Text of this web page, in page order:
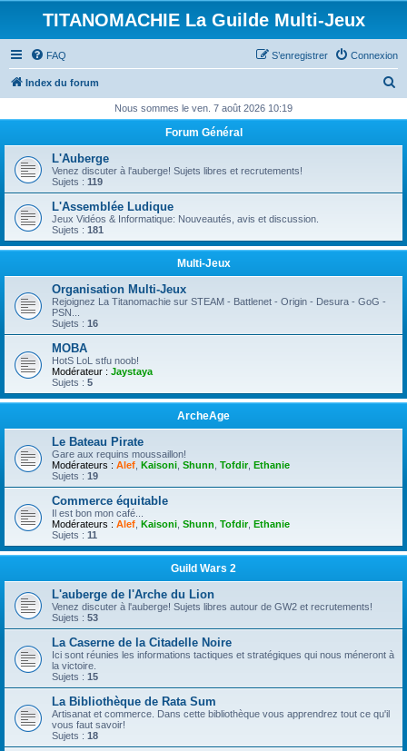
TITANOMACHIE La Guilde Multi-Jeux
FAQ Connexion
S’enregistrer
Index du forum
h
r
r
Nous sommes le ven. 7 août 2026 10:19
Forum Général
L'Auberge
Venez discuter à l'auberge! Sujets libres et recrutements!
Sujets : 119
L'Assemblée Ludique
Jeux Vidéos & Informatique: Nouveautés, avis et discussion.
Sujets : 181
Multi-Jeux
Organisation Multi-Jeux
Rejoignez La Titanomachie sur STEAM - Battlenet - Origin - Desura - GoG -
PSN...
Sujets : 16
MOBA
HotS LoL stfu noob!
Modérateur : Jaystaya
Sujets : 5
ArcheAge
Le Bateau Pirate
Gare aux requins moussaillon!
Modérateurs : Alef Kaisoni Shunn Tofdir, Ethanie
Sujets : 19
Commerce équitable
Il est bon mon café...
Modérateurs : Alef Kaisoni Shunn Tofdir, Ethanie
Sujets : 11
Guild Wars 2
L'auberge de l'Arche du Lion
Venez discuter à l'auberge! Sujets libres autour de GW2 et recrutements!
Sujets : 53
La Caserne de la Citadelle Noire
Ici sont réunies les informations tactiques et stratégiques qui nous méneront à
la victoire.
Sujets : 15
La Bibliothèque de Rata Sum
Artisanat et commerce. Dans cette bibliothèque vous apprendrez tout ce qu'il
vous faut savoir!
Sujets : 18